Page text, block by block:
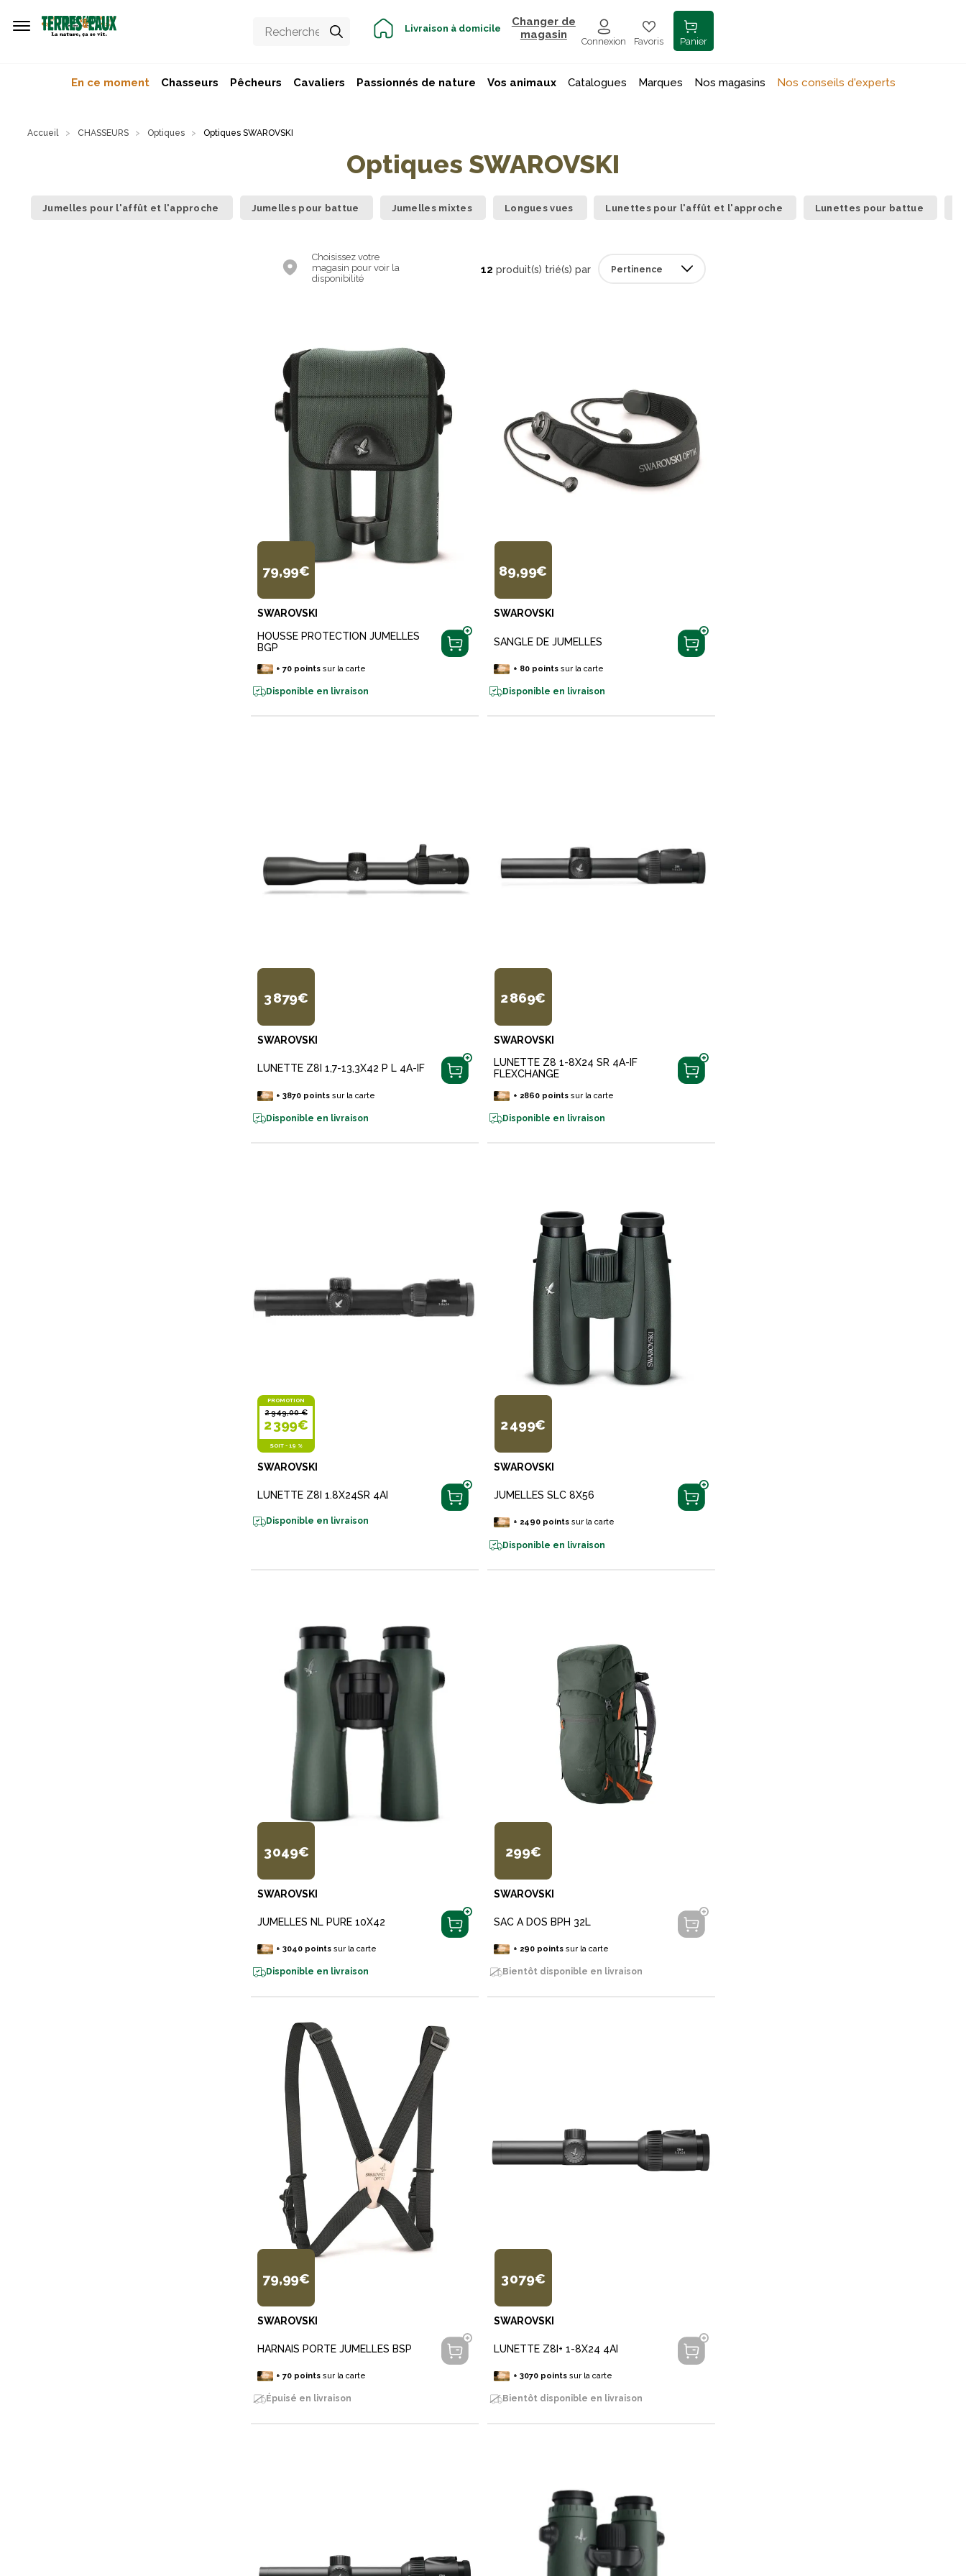
Livraison à domicile
Changer de
magasin
Connexion Favoris Panier
En ce moment Chasseurs Pêcheurs Cavaliers Passionnés de nature Vos animaux Catalogues Marques Nos magasins Nos conseils d'experts
Accueil CHASSEURS Optiques Optiques SWAROVSKI
Optiques SWAROVSKI
Jumelles pour l'affût et l'approche Jumelles pour battue Jumelles mixtes Longues vues Lunettes pour l'affût et l'approche Lunettes pour battue
Choisissez votre
magasin pour voir la
disponibilité
12 produit(s) trié(s) par
79,99€
SWAROVSKI
HOUSSE PROTECTION JUMELLES
BGP
+70 points sur la carte
Disponible en livraison
89,99€
SWAROVSKI
SANGLE DE JUMELLES
+ 80pointssur la carte
Disponible en livraison
3 879€
SWAROVSKI
LUNETTE Z8I 1,7-13,3X42 P L 4A-IF
+3870 points sur la carte
Disponible en livraison
2 869€
SWAROVSKI
LUNETTE Z8 1-8X24 SR 4A-IF
FLEXCHANGE
+ 2860pointssur la carte
Disponible en livraison
PROMOTION
2 949,00 €
2 399€
SOIT -19 %
SWAROVSKI
LUNETTE Z8I 1.8X24SR 4AI
Disponible en livraison
2 499€
SWAROVSKI
JUMELLES SLC 8X56
+ 2490pointssur la carte
Disponible en livraison
3 049€
SWAROVSKI
JUMELLES NL PURE 10X42
+3040 points sur la carte
Disponible en livraison
299€
SWAROVSKI
SAC A DOS BPH 32L
+ 290pointssur la carte
Bientôt disponible en livraison
79,99€
SWAROVSKI
HARNAIS PORTE JUMELLES BSP
+70 points sur la carte
Épuisé en livraison
3 079€
SWAROVSKI
LUNETTE Z8I+ 1-8X24 4AI
+ 3070pointssur la carte
Bientôt disponible en livraison